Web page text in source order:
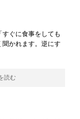
ぐに食事をしても
聞かれます。逆にす
読む